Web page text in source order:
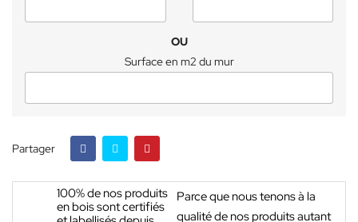
OU
Surface en m2 du mur
Partager
100% de nos produits
en bois sont certifiés
Parce que nous tenons à la
qualité de nos produits autant